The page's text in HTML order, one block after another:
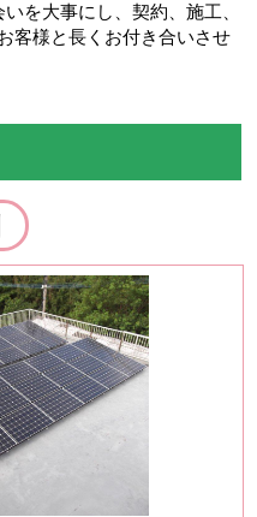
を大事にし、契約、施工、
客様と長くお付き合いさせ